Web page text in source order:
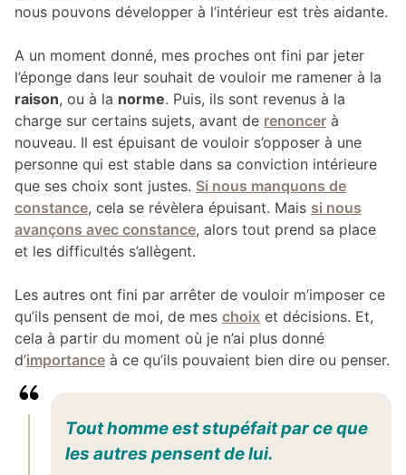
nous pouvons développer à l’intérieur est très aidante.
A un moment donné, mes proches ont fini par jeter
l’éponge dans leur souhait de vouloir me ramener à la
raison, ou à la norme. Puis, ils sont revenus à la
charge sur certains sujets, avant de renoncer à
nouveau. Il est épuisant de vouloir s’opposer à une
personne qui est stable dans sa conviction intérieure
que ses choix sont justes. Si nous manquons de
constance, cela se révèlera épuisant. Mais si nous
avançons avec constance, alors tout prend sa place
et les difficultés s’allègent.
Les autres ont fini par arrêter de vouloir m’imposer ce
qu’ils pensent de moi, de mes choix et décisions. Et,
cela à partir du moment où je n’ai plus donné
d’importance à ce qu’ils pouvaient bien dire ou penser.
Tout homme est stupéfait par ce que
les autres pensent de lui.